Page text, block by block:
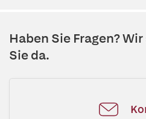
Haben Sie Fragen?
Sie da.